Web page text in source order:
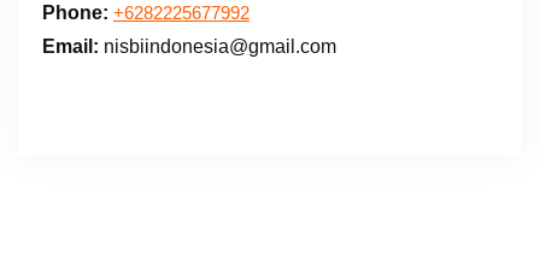
Phone: +6282225677992
Email: nisbiindonesia@gmail.com